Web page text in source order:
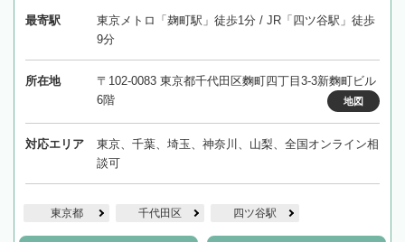
最寄駅
東京メトロ「麹町駅」徒歩1分 / JR「四ツ谷駅」徒歩
9分
所在地
〒102-0083 東京都千代田区麴町四丁目3-3新麴町ビル
6階
地図
対応エリア
東京、千葉、埼玉、神奈川、山梨、全国オンライン相
談可
東京都 千代田区 四ツ谷駅